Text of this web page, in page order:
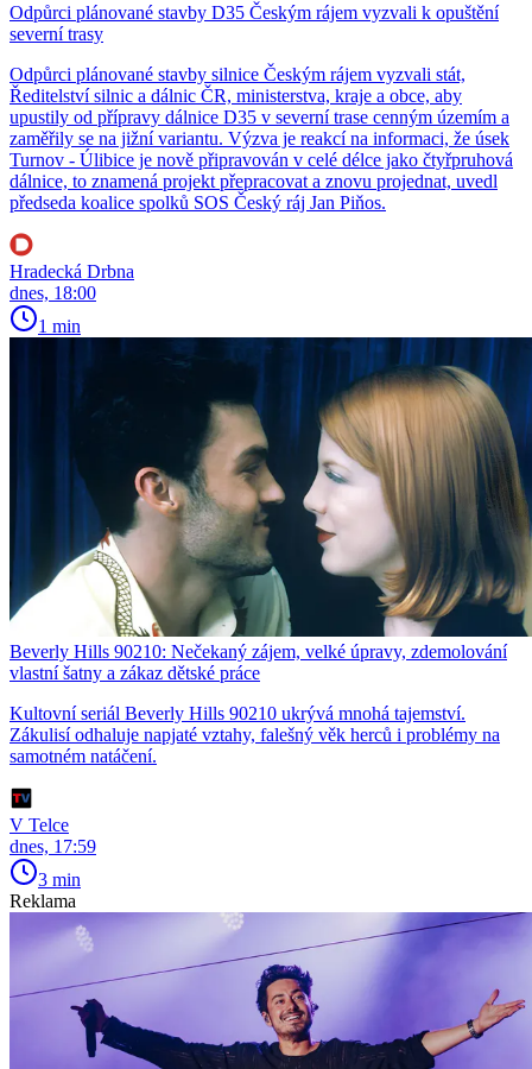
Odpůrci plánované stavby D35 Českým rájem vyzvali k opuštění
severní trasy
Odpůrci plánované stavby silnice Českým rájem vyzvali stát,
Ředitelství silnic a dálnic ČR, ministerstva, kraje a obce, aby
upustily od přípravy dálnice D35 v severní trase cenným územím a
zaměřily se na jižní variantu. Výzva je reakcí na informaci, že úsek
Turnov - Úlibice je nově připravován v celé délce jako čtyřpruhová
dálnice, to znamená projekt přepracovat a znovu projednat, uvedl
předseda koalice spolků SOS Český ráj Jan Piňos.
Hradecká Drbna
dnes, 18:00
1 min
Beverly Hills 90210: Nečekaný zájem, velké úpravy, zdemolování
vlastní šatny a zákaz dětské práce
Kultovní seriál Beverly Hills 90210 ukrývá mnohá tajemství.
Zákulisí odhaluje napjaté vztahy, falešný věk herců i problémy na
samotném natáčení.
V Telce
dnes, 17:59
3 min
Reklama